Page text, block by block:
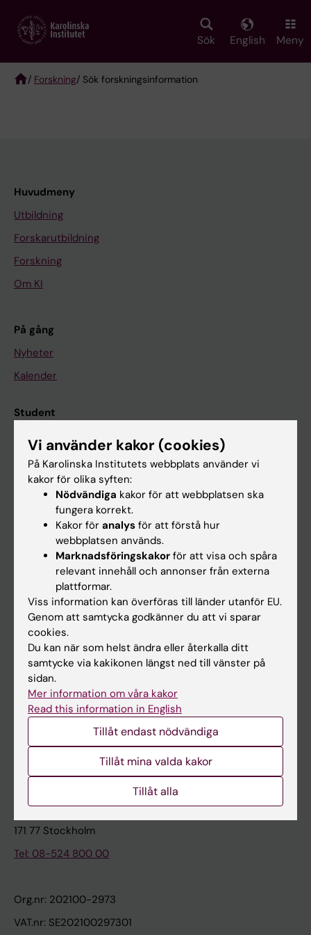
main
Sök English Meny
/ Forskning/ Sök forskningsinformation
Huvudmeny
Utbildning
Forskarutbildning
Forskning
Om KI
På gång
Nyheter
Kalender
Student
Ladok
Canvas
Schema
Studentmejlen
Kurs- och programwebbar
Student på KI
Medarbetare
Medarbetarportalen
Kontakta och besök KI
Universitetsbiblioteket
Stöd forskning och utbildning
Karolinska Institutet Innovation
Kontakta presstjänsten
Karolinska Institutet
171 77 Stockholm
Tel: 08-524 800 00
Org.nr: 202100-2973
VAT.nr: SE202100297301
Vi använder kakor (cookies)
På Karolinska Institutets webbplats använder vi
kakor för olika syften:
Nödvändiga kakor för att webbplatsen ska
fungera korrekt.
Kakor för analys för att förstå hur
webbplatsen används.
Marknadsföringskakor för att visa och spåra
relevant innehåll och annonser från externa
plattformar.
Viss information kan överföras till länder utanför EU.
Genom att samtycka godkänner du att vi sparar
cookies.
Du kan när som helst ändra eller återkalla ditt
samtycke via kakikonen längst ned till vänster på
sidan.
Mer information om våra kakor
Read this information in English
Tillåt endast nödvändiga
Tillåt mina valda kakor
Tillåt alla